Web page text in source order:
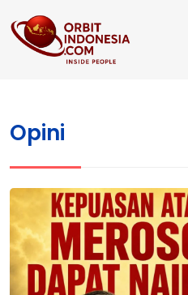
Opini